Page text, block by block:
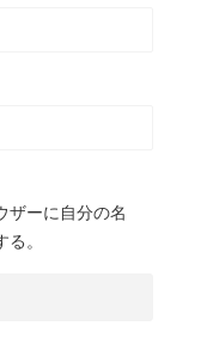
ザーに自分の名
。